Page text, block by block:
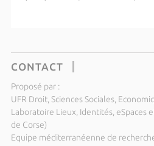
CONTACT
Proposé par :
UFR Droit, Sciences Sociales,
Laboratoire Lieux, Identités, eSpaces
de Corse)
Equipe méditerranéenne de